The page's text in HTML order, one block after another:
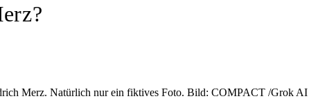
Merz. Natürlich nur ein fiktives Foto. Bild: COMPACT /Grok AI